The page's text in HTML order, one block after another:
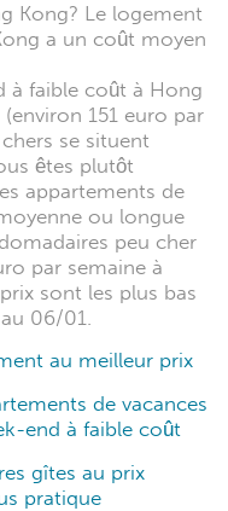
Kong? Le logement
a un coût moyen
à faible coût à Hong
151 euro par
se situent
êtes plutôt
appartements de
ou longue
peu cher
par semaine à
sont les plus bas
06/01.
au meilleur prix
de vacances
end à faible coût
gîtes au prix
pratique